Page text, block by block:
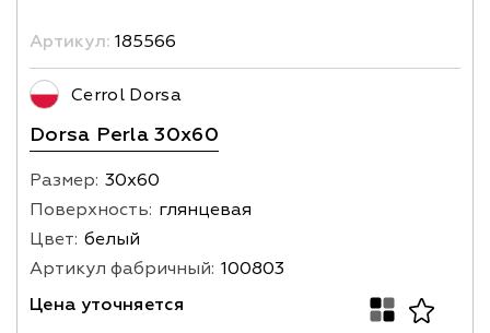
Артикул: 185566
Cerrol Dorsa
Dorsa Perla 30x60
Размер: 30х60
Поверхность: глянцевая
Цвет: белый
Артикул фабричный: 100803
Цена уточняется